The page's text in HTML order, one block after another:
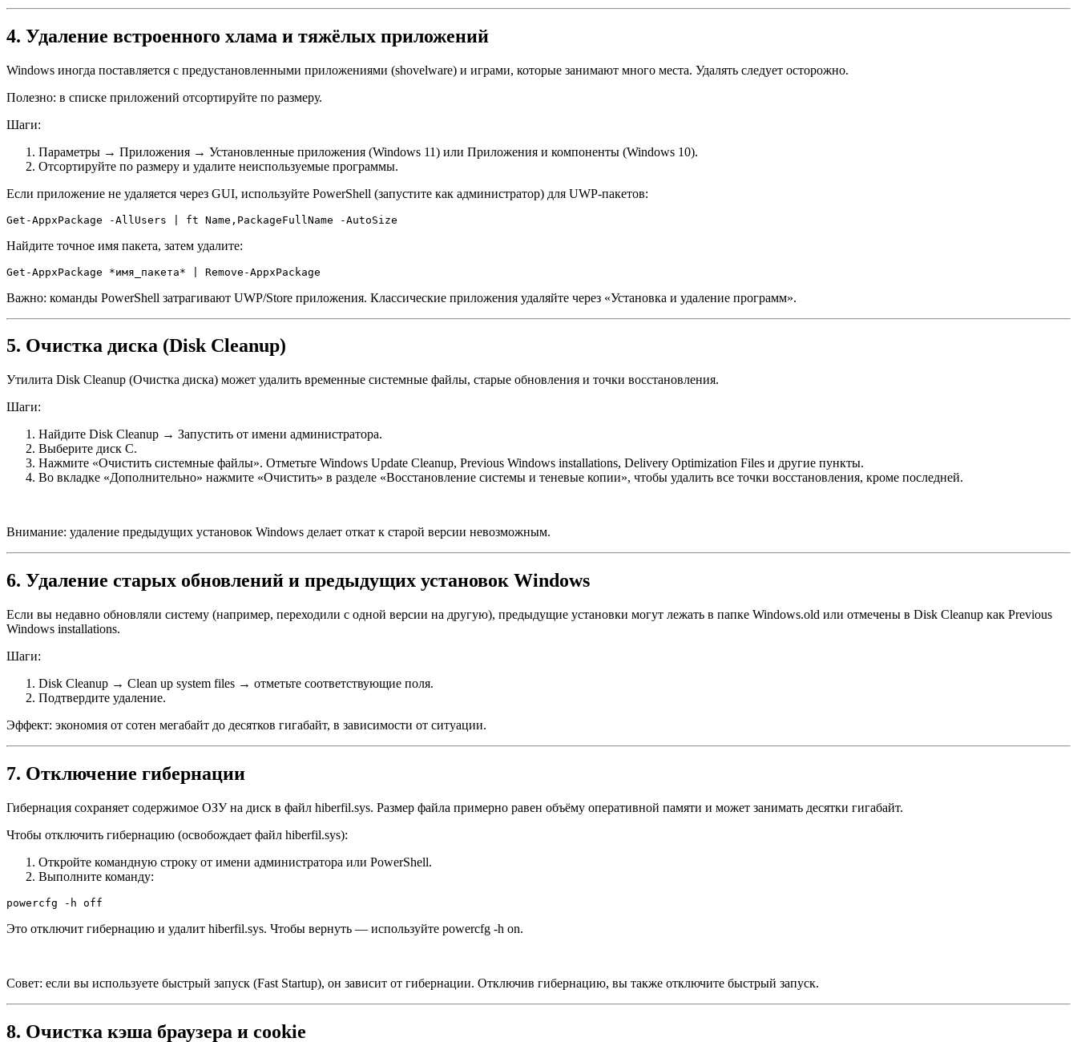
4. Удаление встроенного хлама и тяжёлых приложений
Windows иногда поставляется с предустановленными приложениями (shovelware) и играми, которые занимают много места. Удалять следует осторожно.
Полезно: в списке приложений отсортируйте по размеру.
Шаги:
Параметры → Приложения → Установленные приложения (Windows 11) или Приложения и компоненты (Windows 10).
Отсортируйте по размеру и удалите неиспользуемые программы.
Если приложение не удаляется через GUI, используйте PowerShell (запустите как администратор) для UWP‑пакетов:
Get-AppxPackage -AllUsers | ft Name,PackageFullName -AutoSize
Найдите точное имя пакета, затем удалите:
Get-AppxPackage *имя_пакета* | Remove-AppxPackage
Важно: команды PowerShell затрагивают UWP/Store приложения. Классические приложения удаляйте через «Установка и удаление программ».
5. Очистка диска (Disk Cleanup)
Утилита Disk Cleanup (Очистка диска) может удалить временные системные файлы, старые обновления и точки восстановления.
Шаги:
Найдите Disk Cleanup → Запустить от имени администратора.
Выберите диск C.
Нажмите «Очистить системные файлы». Отметьте Windows Update Cleanup, Previous Windows installations, Delivery Optimization Files и другие пункты.
Во вкладке «Дополнительно» нажмите «Очистить» в разделе «Восстановление системы и теневые копии», чтобы удалить все точки восстановления, кроме последней.
Внимание: удаление предыдущих установок Windows делает откат к старой версии невозможным.
6. Удаление старых обновлений и предыдущих установок Windows
Если вы недавно обновляли систему (например, переходили с одной версии на другую), предыдущие установки могут лежать в папке Windows.old или отмечены в Disk Cleanup как Previous
Windows installations.
Шаги:
Disk Cleanup → Clean up system files → отметьте соответствующие поля.
Подтвердите удаление.
Эффект: экономия от сотен мегабайт до десятков гигабайт, в зависимости от ситуации.
7. Отключение гибернации
Гибернация сохраняет содержимое ОЗУ на диск в файл hiberfil.sys. Размер файла примерно равен объёму оперативной памяти и может занимать десятки гигабайт.
Чтобы отключить гибернацию (освобождает файл hiberfil.sys):
Откройте командную строку от имени администратора или PowerShell.
Выполните команду:
powercfg -h off
Это отключит гибернацию и удалит hiberfil.sys. Чтобы вернуть — используйте powercfg -h on.
Совет: если вы используете быстрый запуск (Fast Startup), он зависит от гибернации. Отключив гибернацию, вы также отключите быстрый запуск.
8. Очистка кэша браузера и cookie